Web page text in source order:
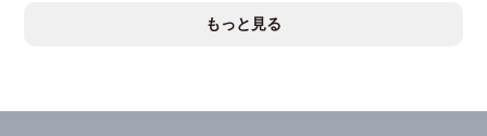
もっと見る